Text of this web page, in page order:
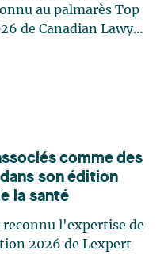
de formation. Jean-
en droit des affaires,
des énergies
complexes,
de
au Canada
pour des clients
institutionnels,
au palmarès Top
de Canadian Lawyer.
des nominations
juridiques et de
de praticiens
distinction
Félicitations à
groupe en Droit de la
Duval, Caroline
Pinard,
comme des
son édition
la santé
reconnu l'expertise de
2026 de Lexpert